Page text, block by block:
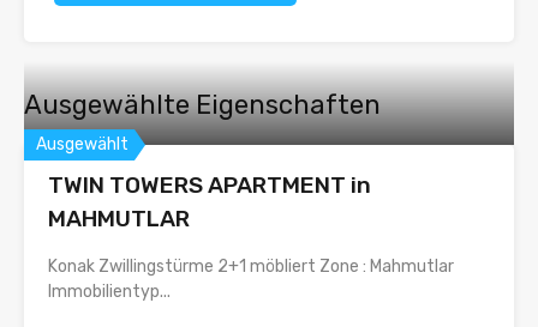
Ausgewählte Eigenschaften
Ausgewählt
TWIN TOWERS APARTMENT in
MAHMUTLAR
Konak Zwillingstürme 2+1 möbliert Zone : Mahmutlar
Immobilientyp...